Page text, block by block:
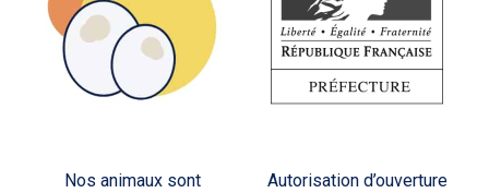
Nos animaux sont
Autorisation d’ouverture